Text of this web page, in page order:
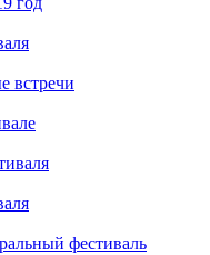
встречи
фестиваль